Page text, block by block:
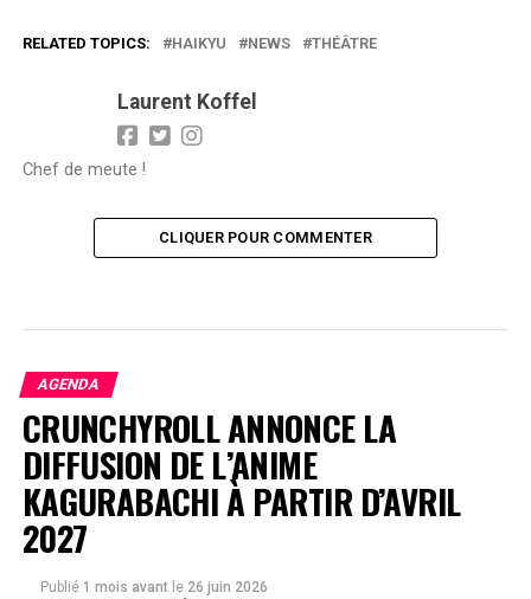
RELATED TOPICS: HAIKYU NEWS THÉÂTRE
Laurent Koffel
Chef de meute !
CLIQUER POUR COMMENTER
AGENDA
CRUNCHYROLL ANNONCE LA
DIFFUSION DE L’ANIME
KAGURABACHI À PARTIR D’AVRIL
2027
Publié 1 mois avant le 26 juin 2026